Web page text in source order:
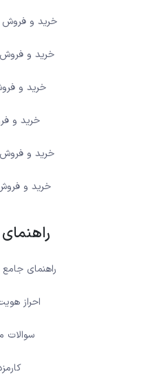
خرید و فروش
خرید و
خرید و
خرید و
خرید و
خرید و
راهنمای جامع
احراز
سوالات